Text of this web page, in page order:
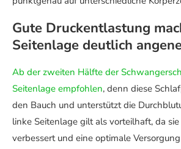
Gute Druckentlastung
Seitenlage deutlich
Ab der zweiten Hälfte der
Seitenlage empfohlen, denn diese
den Bauch und unterstützt die
linke Seitenlage gilt als vorteilhaft, da
verbessert und eine optimale